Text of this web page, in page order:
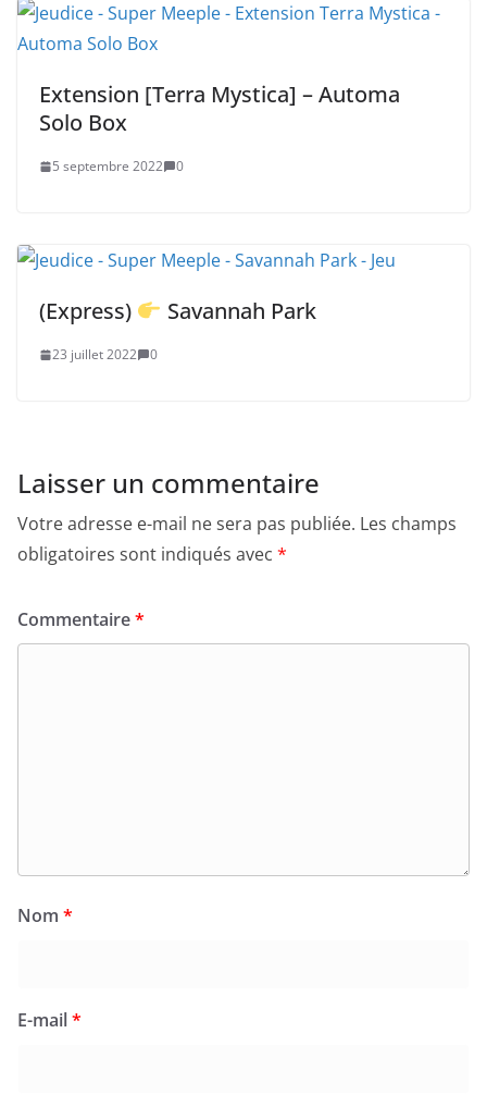
Extension [Terra Mystica] – Automa
Solo Box
5 septembre 2022 0
(Express) Savannah Park
23 juillet 2022 0
Laisser un commentaire
Votre adresse e-mail ne sera pas publiée. Les champs
obligatoires sont indiqués avec *
Commentaire*
Nom *
E-mail*